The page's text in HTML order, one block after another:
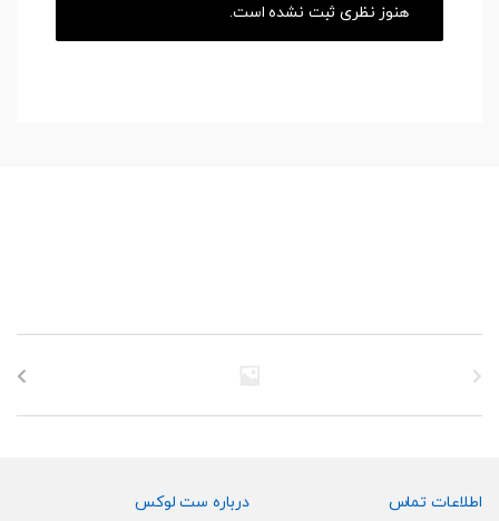
هنوز نظری ثبت نشده است.
اطلاعات تماس درباره ست لوکس